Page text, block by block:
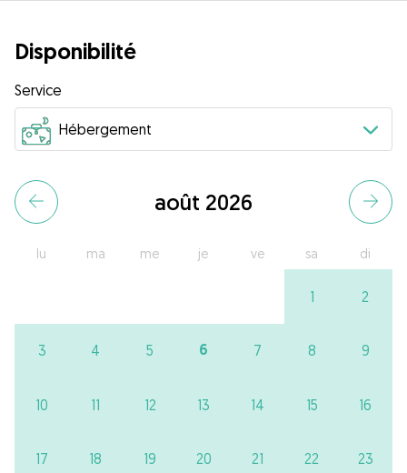
Disponibilité
Service
août 2026
lu ma me je ve sa di
1 2
3 4 5 6 7 8 9
10 11 12 13 14 15 16
17 18 19 20 21 22 23